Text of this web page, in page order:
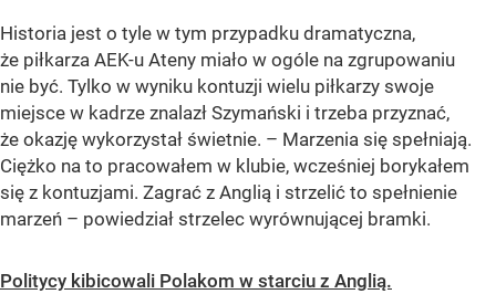
Historia jest o tyle w tym przypadku dramatyczna,
że piłkarza AEK-u Ateny miało w ogóle na zgrupowaniu
nie być. Tylko w wyniku kontuzji wielu piłkarzy swoje
miejsce w kadrze znalazł Szymański i trzeba przyznać,
że okazję wykorzystał świetnie. – Marzenia się spełniają.
Ciężko na to pracowałem w klubie, wcześniej borykałem
się z kontuzjami. Zagrać z Anglią i strzelić to spełnienie
marzeń – powiedział strzelec wyrównującej bramki.
Politycy kibicowali Polakom w starciu z Anglią.